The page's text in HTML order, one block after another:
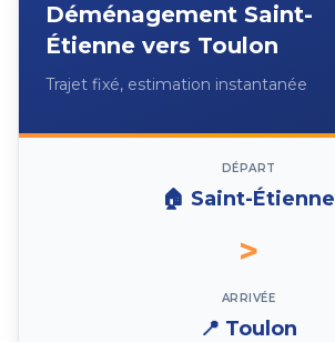
Déménagement Saint-
Étienne vers Toulon
Trajet fixé, estimation instantanée
DÉPART
🏠 Saint-Étienne
>
ARRIVÉE
📍 Toulon